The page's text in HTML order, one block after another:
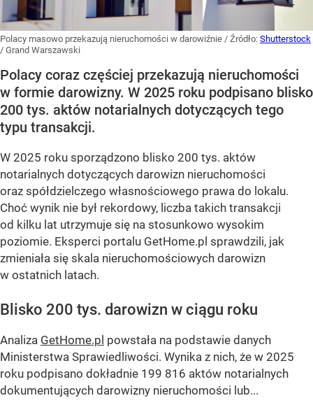
Polacy masowo przekazują nieruchomości w darowiźnie / Źródło: Shutterstock
/ Grand Warszawski
Polacy coraz częściej przekazują nieruchomości
w formie darowizny. W 2025 roku podpisano blisko
200 tys. aktów notarialnych dotyczących tego
typu transakcji.
W 2025 roku sporządzono blisko 200 tys. aktów
notarialnych dotyczących darowizn nieruchomości
oraz spółdzielczego własnościowego prawa do lokalu.
Choć wynik nie był rekordowy, liczba takich transakcji
od kilku lat utrzymuje się na stosunkowo wysokim
poziomie. Eksperci portalu GetHome.pl sprawdzili, jak
zmieniała się skala nieruchomościowych darowizn
w ostatnich latach.
Blisko 200 tys. darowizn w ciągu roku
Analiza GetHome.pl powstała na podstawie danych
Ministerstwa Sprawiedliwości. Wynika z nich, że w 2025
roku podpisano dokładnie 199 816 aktów notarialnych
dokumentujących darowizny nieruchomości lub...